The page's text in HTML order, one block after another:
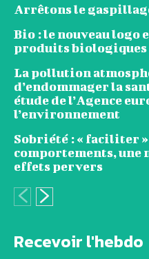
Arrêtons le
Bio : le nouveau logo
produits biologiques
La pollution
d’endommager la
étude de l’Agence
l’environnement
Sobriété : « faciliter
comportements, une
effets pervers
Recevoir l'hebdo